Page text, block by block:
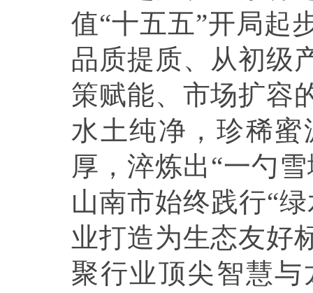
值“十五五”开局起
品质提质、从初级
策赋能、市场扩容
水土纯净，珍稀
厚，淬炼出“一勺
山南市始终践行“
业打造为生态友好
聚行业顶尖智慧